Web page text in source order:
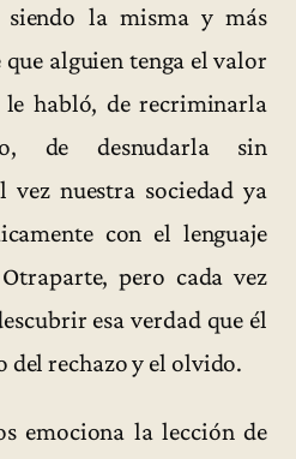
siendo la misma y más
alguien tenga el valor
habló, de recriminarla
de desnudarla sin
vez nuestra sociedad ya
con el lenguaje
pero cada vez
esa verdad que él
del rechazo y el olvido.
emociona la lección de